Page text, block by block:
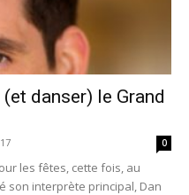
danser) le Grand
0
les fêtes, cette fois, au
son interprète principal, Dan